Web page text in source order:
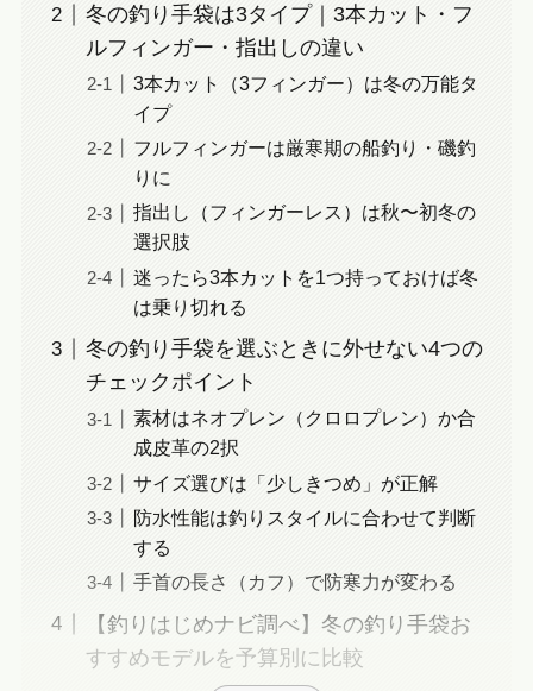
冬の釣り手袋は3タイプ｜3本カット・フ
ルフィンガー・指出しの違い
3本カット（3フィンガー）は冬の万能タ
イプ
フルフィンガーは厳寒期の船釣り・磯釣
りに
指出し（フィンガーレス）は秋〜初冬の
選択肢
迷ったら3本カットを1つ持っておけば冬
は乗り切れる
冬の釣り手袋を選ぶときに外せない4つの
チェックポイント
素材はネオプレン（クロロプレン）か合
成皮革の2択
サイズ選びは「少しきつめ」が正解
防水性能は釣りスタイルに合わせて判断
する
手首の長さ（カフ）で防寒力が変わる
【釣りはじめナビ調べ】冬の釣り手袋お
すすめモデルを予算別に比較